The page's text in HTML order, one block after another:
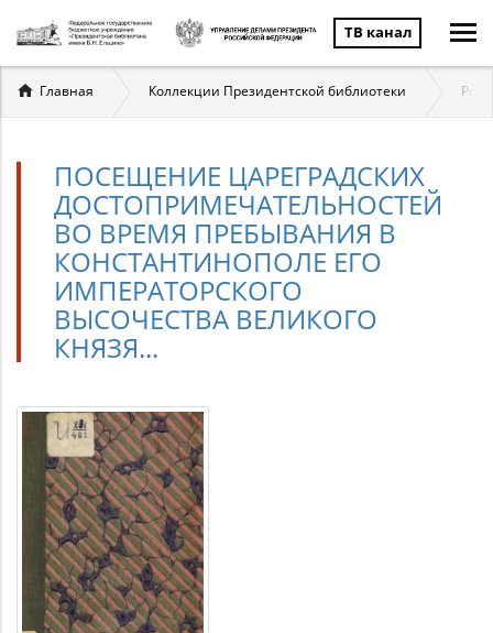
ТВ канал
Вы
здесь
Главная Коллекции Президентской библиотеки
ПОСЕЩЕНИЕ ЦАРЕГРАДСКИХ
ДОСТОПРИМЕЧАТЕЛЬНОСТЕЙ
ВО ВРЕМЯ ПРЕБЫВАНИЯ В
КОНСТАНТИНОПОЛЕ ЕГО
ИМПЕРАТОРСКОГО
ВЫСОЧЕСТВА ВЕЛИКОГО
КНЯЗЯ...